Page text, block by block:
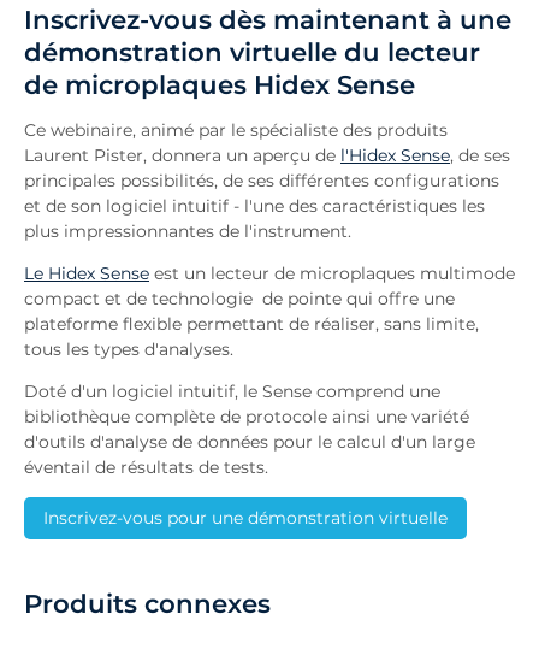
Inscrivez-vous dès maintenant à une
démonstration virtuelle du lecteur
de microplaques Hidex Sense
Ce webinaire, animé par le spécialiste des produits
Laurent Pister, donnera un aperçu de l'Hidex Sense, de ses
principales possibilités, de ses différentes configurations
et de son logiciel intuitif - l'une des caractéristiques les
plus impressionnantes de l'instrument.
Le Hidex Sense est un lecteur de microplaques multimode
compact et de technologie de pointe qui offre une
plateforme flexible permettant de réaliser, sans limite,
tous les types d'analyses.
Doté d'un logiciel intuitif, le Sense comprend une
bibliothèque complète de protocole ainsi une variété
d'outils d'analyse de données pour le calcul d'un large
éventail de résultats de tests.
Inscrivez-vous pour une démonstration virtuelle
Produits connexes